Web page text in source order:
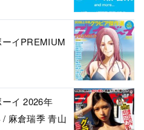
ーイPREMIUM
ーイ 2026年
麻倉瑞季 青山